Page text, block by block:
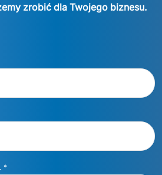
zrobić dla Twojego biznesu.
*